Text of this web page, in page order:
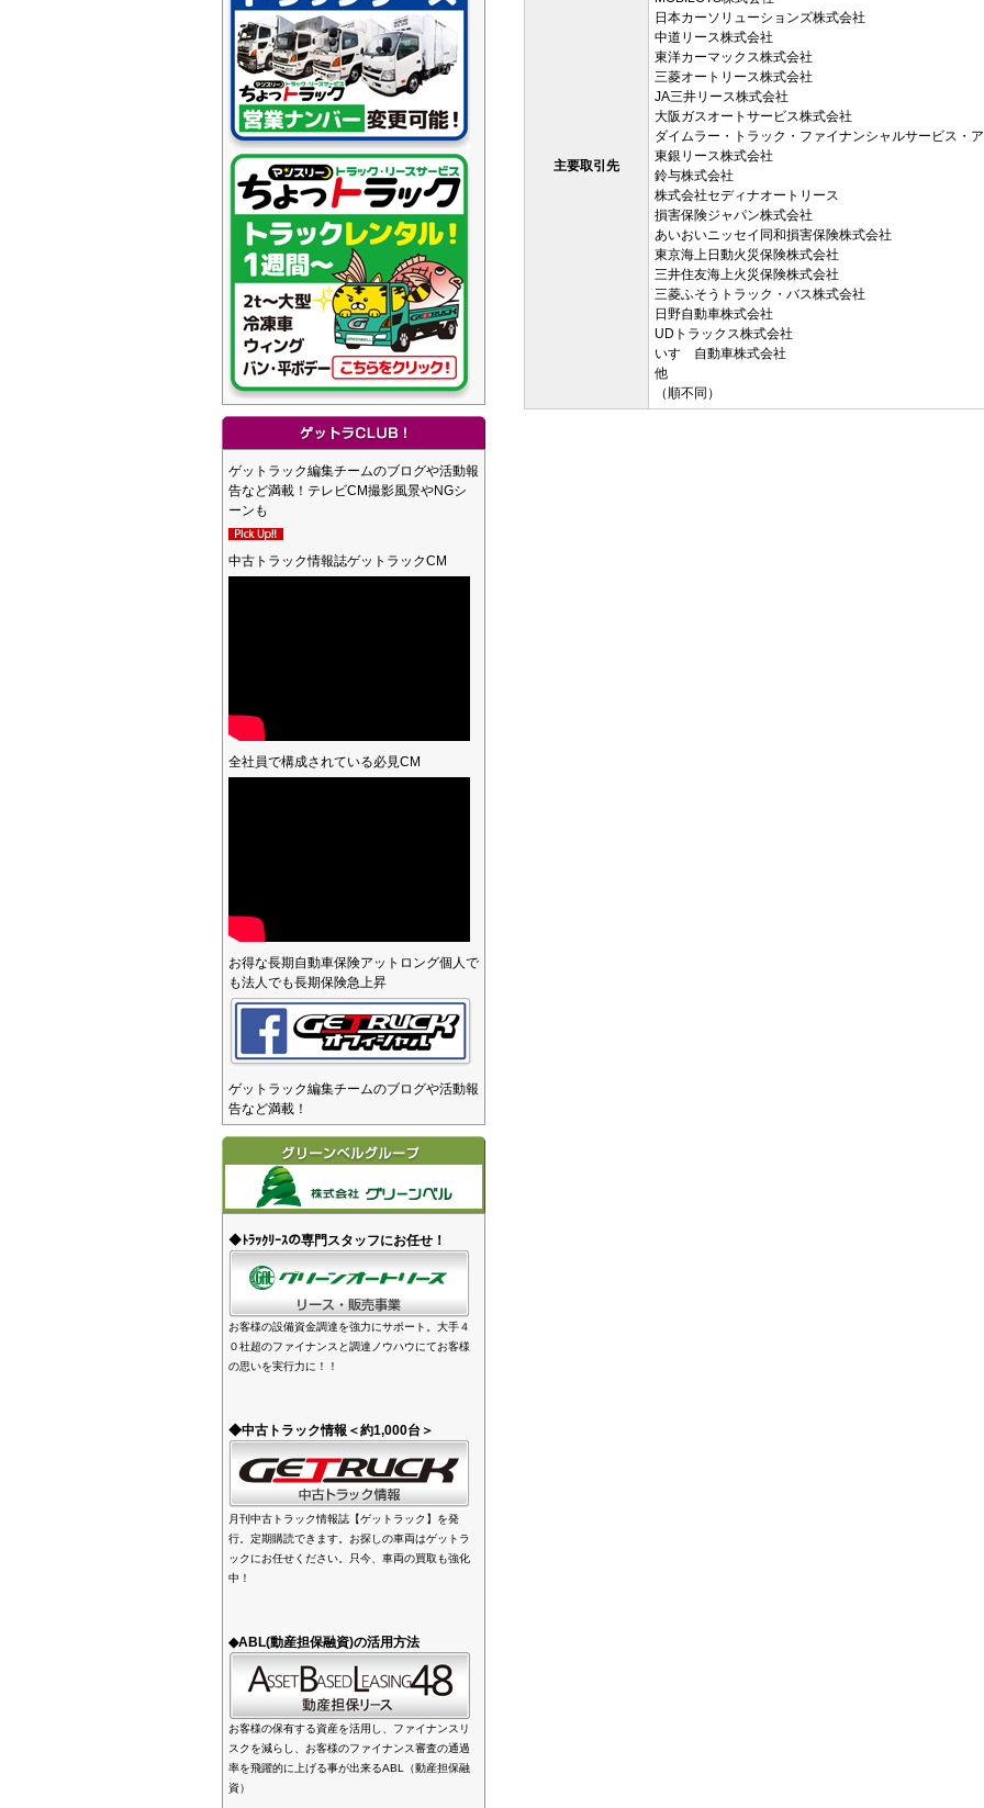
ゲットラック編集チームのブログや活動報
告など満載！テレビCM撮影風景やNGシ
ーンも
中古トラック情報誌ゲットラックCM
全社員で構成されている必見CM
お得な長期自動車保険アットロング個人で
も法人でも長期保険急上昇
ゲットラック編集チームのブログや活動報
告など満載！
◆ﾄﾗｯｸﾘｰｽの専門スタッフにお任せ！
お客様の設備資金調達を強力にサポート。大手４
０社超のファイナンスと調達ノウハウにてお客様
の思いを実行力に！！
◆中古トラック情報＜約1,000台＞
月刊中古トラック情報誌【ゲットラック】を発
行。定期購読できます。お探しの車両はゲットラ
ックにお任せください。只今、車両の買取も強化
中！
◆ABL(動産担保融資)の活用方法
お客様の保有する資産を活用し、ファイナンスリ
スクを減らし、お客様のファイナンス審査の通過
率を飛躍的に上げる事が出来るABL（動産担保融
資）
主要取引先
日本カーソリューションズ株式会社
中道リース株式会社
東洋カーマックス株式会社
三菱オートリース株式会社
JA三井リース株式会社
大阪ガスオートサービス株式会社
ダイムラー・トラック・ファイナンシャルサービス・
東銀リース株式会社
鈴与株式会社
株式会社セディナオートリース
損害保険ジャパン株式会社
あいおいニッセイ同和損害保険株式会社
東京海上日動火災保険株式会社
三井住友海上火災保険株式会社
三菱ふそうトラック・バス株式会社
日野自動車株式会社
UDトラックス株式会社
いすゞ自動車株式会社
他
（順不同）